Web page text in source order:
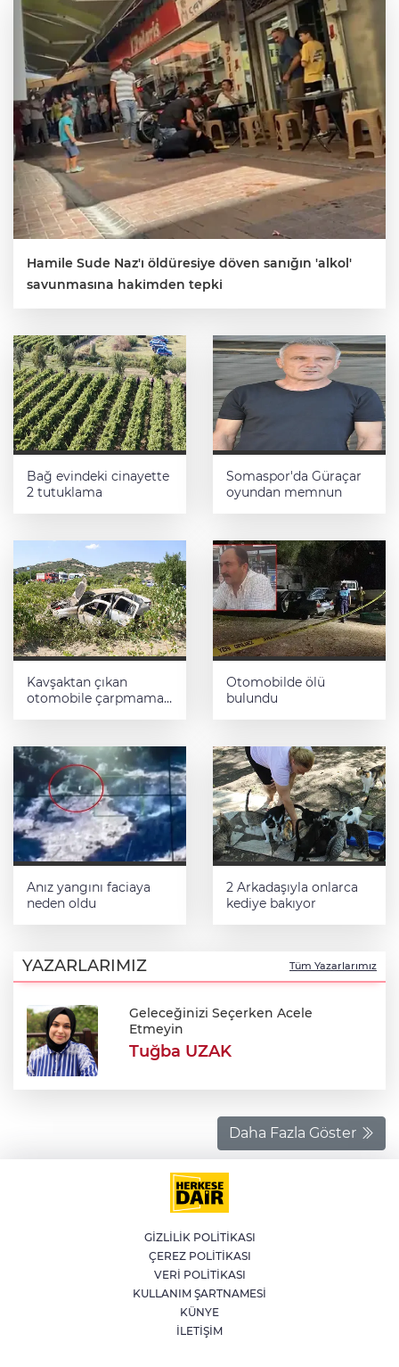
Hamile Sude Naz'ı öldüresiye döven sanığın 'alkol'
savunmasına hakimden tepki
Bağ evindeki cinayette
2 tutuklama
Somaspor'da Güraçar
oyundan memnun
Kavşaktan çıkan
otomobile çarpmamak
Otomobilde ölü
bulundu
Anız yangını faciaya
neden oldu
2 Arkadaşıyla onlarca
kediye bakıyor
YAZARLARIMIZ Tüm Yazarlarımız
Geleceğinizi Seçerken Acele
Etmeyin
Tuğba UZAK
Daha Fazla Göster
GİZLİLİK POLİTİKASI
ÇEREZ POLİTİKASI
VERİ POLİTİKASI
KULLANIM ŞARTNAMESİ
KÜNYE
İLETİŞİM